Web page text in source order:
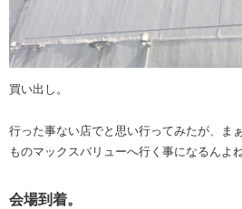
買い出し。
行った事ない店でと思い行ってみたが、ま
ものマックスバリューへ行く事になるんよね
会場到着。